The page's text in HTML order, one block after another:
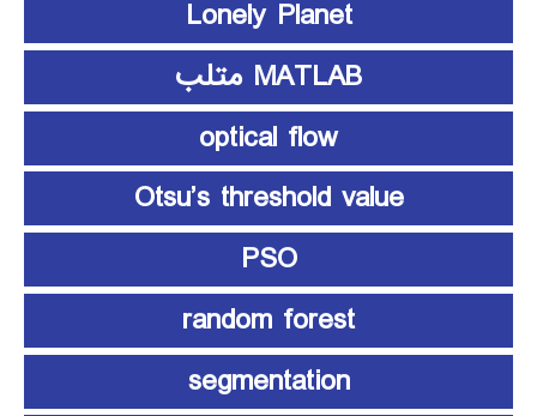
Lonely Planet
MATLAB متلب
optical flow
Otsu’s threshold value
PSO
random forest
segmentation